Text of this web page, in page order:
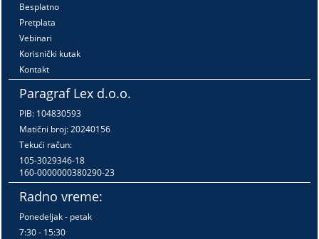
Besplatno
Pretplata
Vebinari
Korisnički kutak
Kontakt
Paragraf Lex d.o.o.
PIB: 104830593
Matični broj: 20240156
Tekući račun:
105-3029346-18
160-0000000380290-23
Radno vreme:
Ponedeljak - petak
7:30 - 15:30